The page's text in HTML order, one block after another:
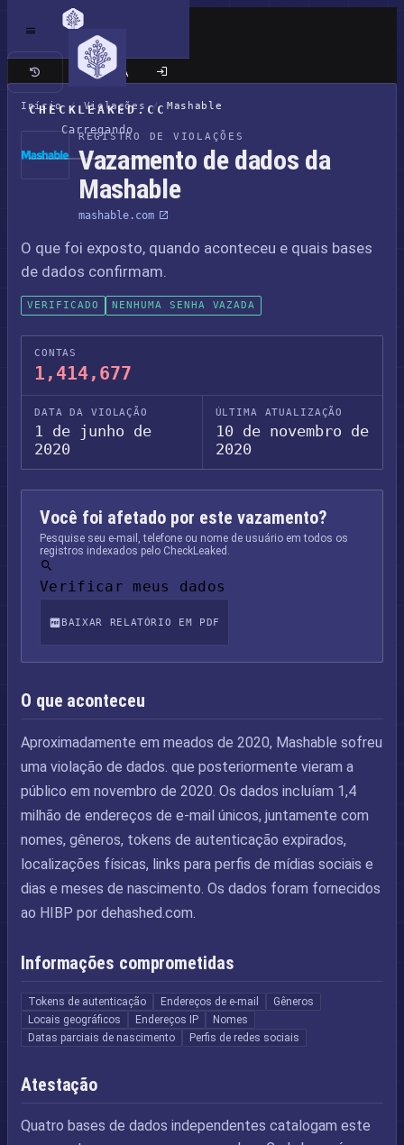
CHECKLEAKED.CC
Carregando
Site clássico
Início / Violações / Mashable
REGISTRO DE VIOLAÇÕES
Vazamento de dados da
Mashable
mashable.com
O que foi exposto, quando aconteceu e quais bases
de dados confirmam.
VERIFICADO NENHUMA SENHA VAZADA
CONTAS
1,414,677
DATA DA VIOLAÇÃO
1 de junho de
2020
ÚLTIMA ATUALIZAÇÃO
10 de novembro de
2020
Você foi afetado por este vazamento?
Pesquise seu e-mail, telefone ou nome de usuário em todos os
registros indexados pelo CheckLeaked.
Verificar meus dados
BAIXAR RELATÓRIO EM PDF
O que aconteceu
Aproximadamente em meados de 2020, Mashable sofreu
uma violação de dados. que posteriormente vieram a
público em novembro de 2020. Os dados incluíam 1,4
milhão de endereços de e-mail únicos, juntamente com
nomes, gêneros, tokens de autenticação expirados,
localizações físicas, links para perfis de mídias sociais e
dias e meses de nascimento. Os dados foram fornecidos
ao HIBP por dehashed.com.
Informações comprometidas
Tokens de autenticação Endereços de e-mail
Gêneros
Locais geográficos
Endereços IP
Nomes
Datas parciais de nascimento
Perfis de redes sociais
Atestação
Quatro bases de dados independentes catalogam este